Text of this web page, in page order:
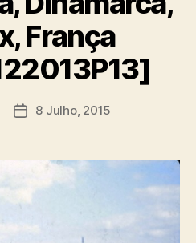
França
Data8 Julho, 2015